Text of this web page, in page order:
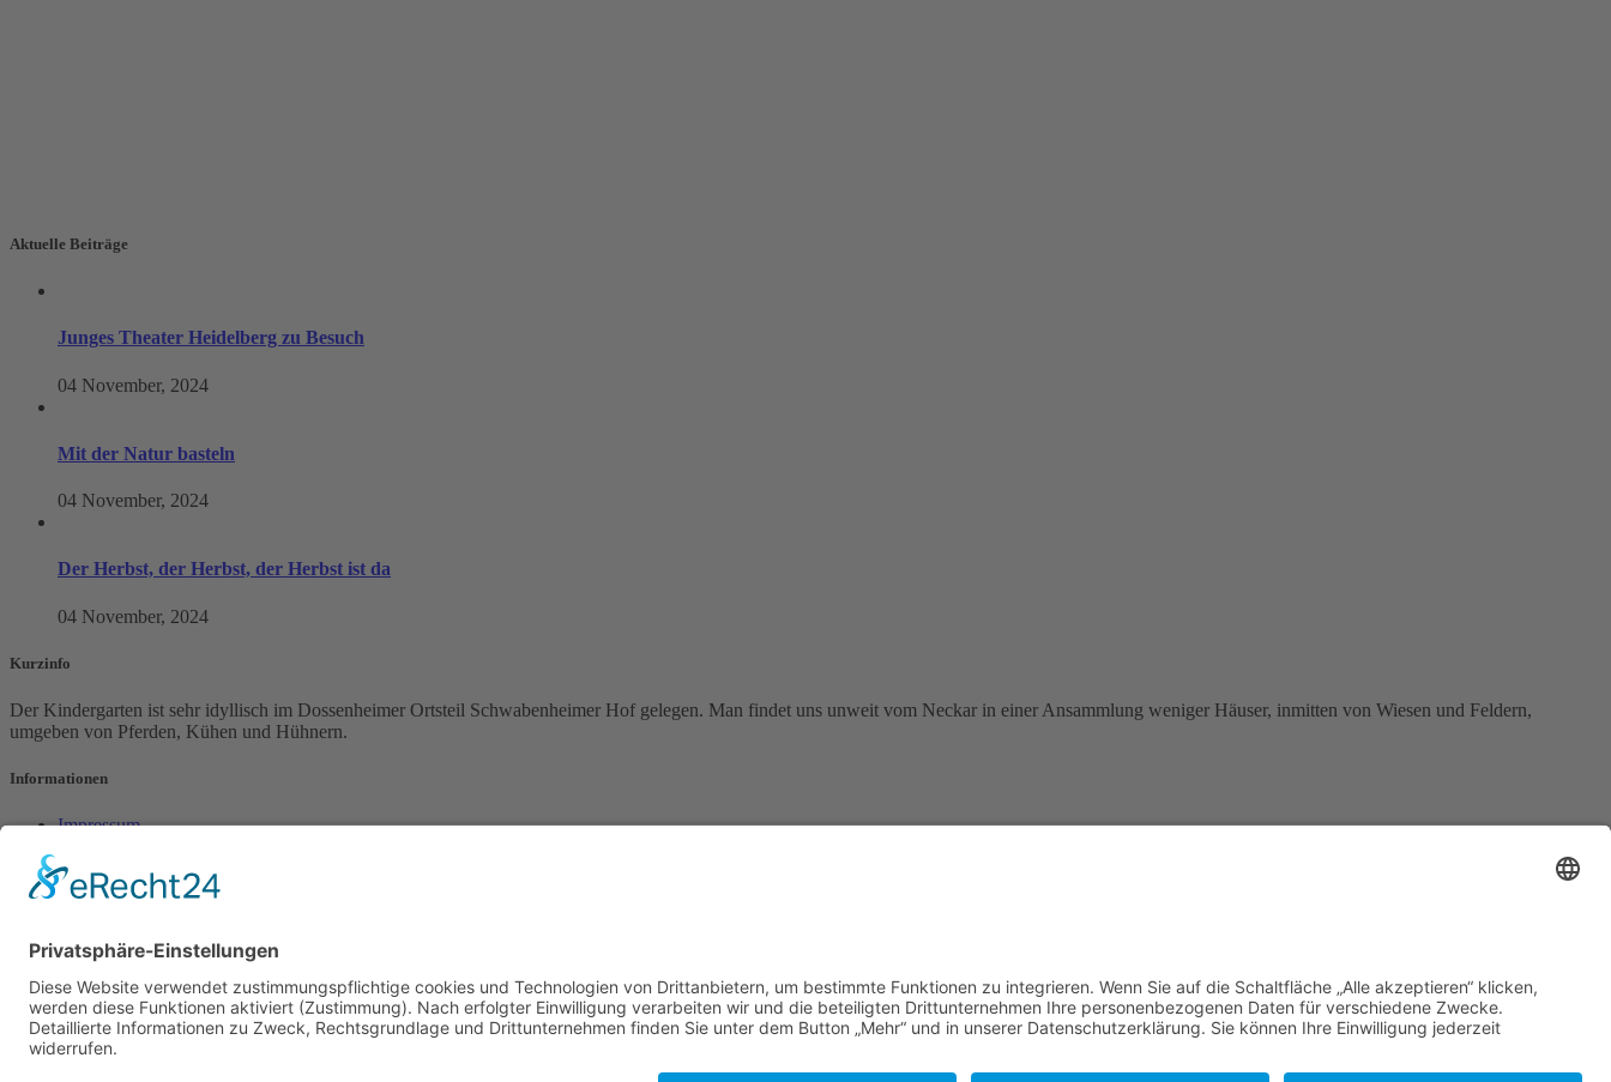
Aktuelle Beiträge
Junges Theater Heidelberg zu Besuch
04 November, 2024
Mit der Natur basteln
04 November, 2024
Der Herbst, der Herbst, der Herbst ist da
04 November, 2024
Kurzinfo
Der Kindergarten ist sehr idyllisch im Dossenheimer Ortsteil Schwabenheimer Hof gelegen. Man findet uns unweit vom Neckar in einer Ansammlung weniger Häuser, inmitten von Wiesen und Feldern,
umgeben von Pferden, Kühen und Hühnern.
Informationen
Impressum
Instagram
Kindergarten Schwabenheimer Hof e.V.
Ortsstraße 10
69221 Dossenheim
Tel.: +49 (0) 62 21 / 86 01 65